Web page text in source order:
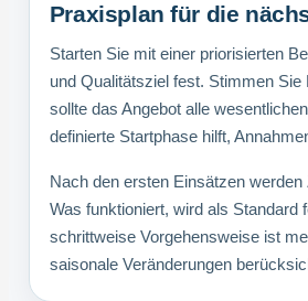
Praxisplan für die
Starten Sie mit einer priorisierten
und Qualitätsziel fest. Stimmen
sollte das Angebot alle
definierte Startphase hilft,
Nach den ersten Einsätzen
Was funktioniert, wird als Standard
schrittweise Vorgehensweise ist
saisonale Veränderungen